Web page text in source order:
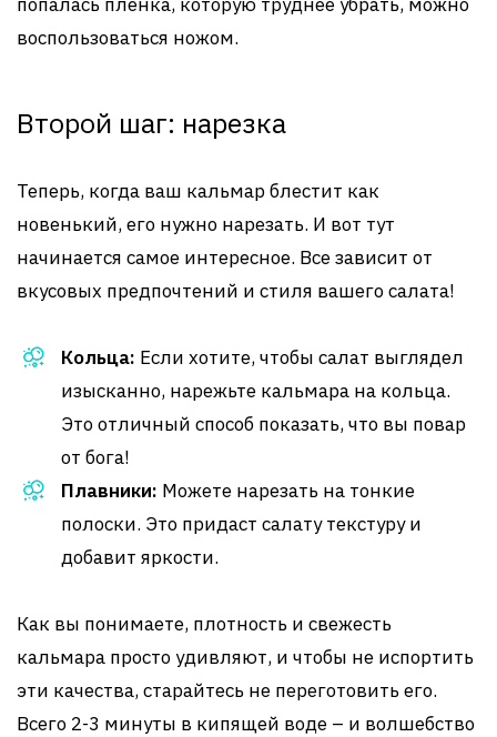
воспользоваться ножом.
Второй шаг: нарезка
Теперь, когда ваш кальмар блестит как
новенький, его нужно нарезать. И вот тут
начинается самое интересное. Все зависит от
вкусовых предпочтений и стиля вашего салата!
Кольца: Если хотите, чтобы салат выглядел
изысканно, нарежьте кальмара на кольца.
Это отличный способ показать, что вы повар
от бога!
Плавники: Можете нарезать на тонкие
полоски. Это придаст салату текстуру и
добавит яркости.
Как вы понимаете, плотность и свежесть
кальмара просто удивляют, и чтобы не испортить
эти качества, старайтесь не переготовить его.
Всего 2-3 минуты в кипящей воде – и волшебство